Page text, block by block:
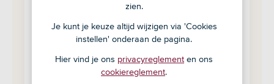
Pagina niet gevonden
Sorry, we hebben de pagina niet gevonden.
De informatie is misschien verwijderd of
het adres is gewijzigd.
zien.
Je kunt je keuze altijd wijzigen via 'Cookies
instellen' onderaan de pagina.
Hier vind je ons privacyreglement en ons
cookiereglement.